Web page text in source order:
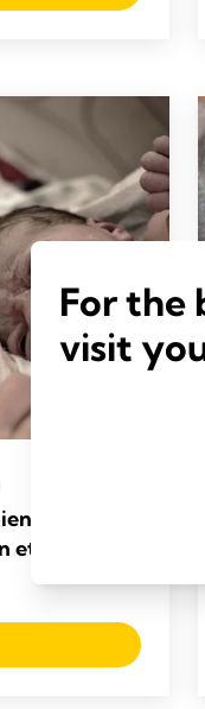
de
et à l’hôpital
For the
visit